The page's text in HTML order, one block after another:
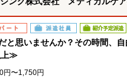
派遣社員 紹介予定派遣
と思いませんか？その時間、
上≫
円〜1,750円